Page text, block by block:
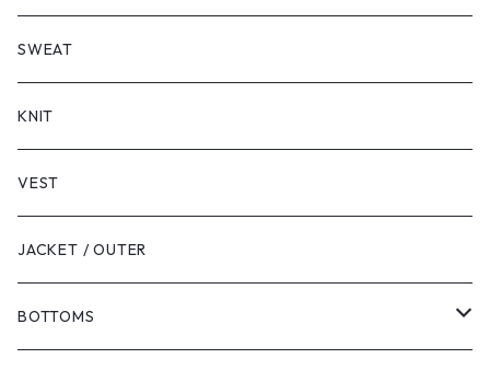
LONG SLEEVE
SHORT SLEEVE
LONG SLEEVE
SWEAT
KNIT
VEST
JACKET / OUTER
BOTTOMS